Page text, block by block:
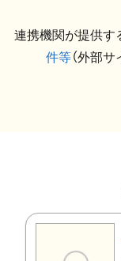
連携機関が提供す
件等（外部